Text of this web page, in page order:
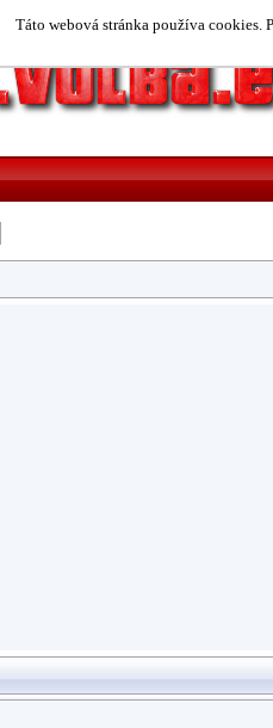
Táto webová stránka používa cookies.